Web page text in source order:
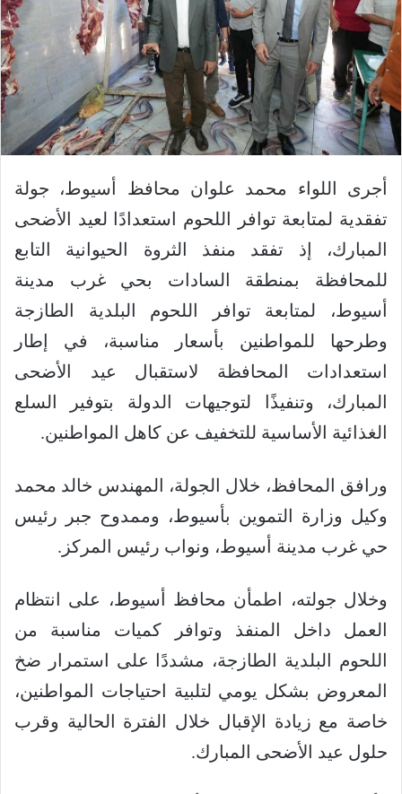
أجرى اللواء محمد علوان محافظ أسيوط، جولة
تفقدية لمتابعة توافر اللحوم استعدادًا لعيد الأضحى
المبارك، إذ تفقد منفذ الثروة الحيوانية التابع
للمحافظة بمنطقة السادات بحي غرب مدينة
أسيوط، لمتابعة توافر اللحوم البلدية الطازجة
وطرحها للمواطنين بأسعار مناسبة، في إطار
استعدادات المحافظة لاستقبال عيد الأضحى
المبارك، وتنفيذًا لتوجيهات الدولة بتوفير السلع
الغذائية الأساسية للتخفيف عن كاهل المواطنين.
ورافق المحافظ، خلال الجولة، المهندس خالد محمد
وكيل وزارة التموين بأسيوط، وممدوح جبر رئيس
حي غرب مدينة أسيوط، ونواب رئيس المركز.
وخلال جولته، اطمأن محافظ أسيوط، على انتظام
العمل داخل المنفذ وتوافر كميات مناسبة من
اللحوم البلدية الطازجة، مشددًا على استمرار ضخ
المعروض بشكل يومي لتلبية احتياجات المواطنين،
خاصة مع زيادة الإقبال خلال الفترة الحالية وقرب
حلول عيد الأضحى المبارك.